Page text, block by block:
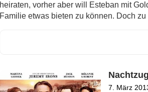
heiraten, vorher aber will Esteban mit
Familie etwas bieten zu können. Doch
7. März